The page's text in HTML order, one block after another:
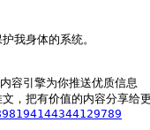
我身体的系统。
时代，通过内